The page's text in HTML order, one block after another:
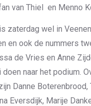
van Thiel en Menno
zaterdag wel in
en ook de nummers
de Vries en Anne
naar het podium.
Danne Boterenbrood,
Eversdijk, Marije